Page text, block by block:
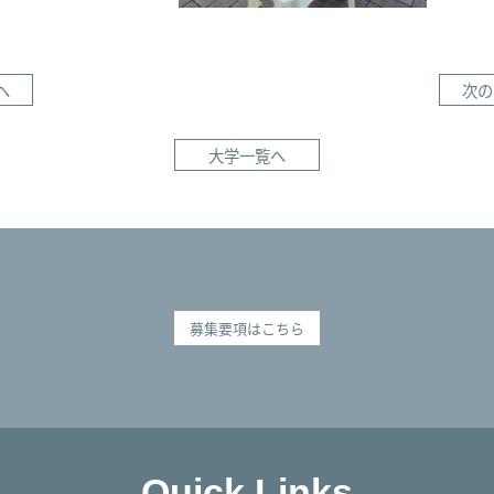
次
大学一覧へ
募集要項はこちら